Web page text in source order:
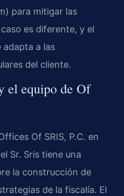
para mitigar las
es diferente, y el
adapta a las
del cliente.
el equipo de Of
Of SRIS, P.C. en
Sr. Sris tiene una
la construcción de
de la fiscalía. El